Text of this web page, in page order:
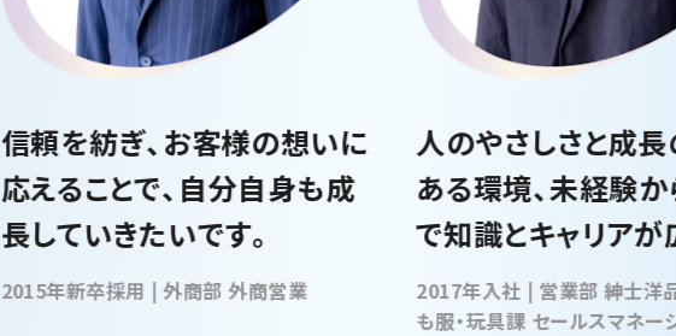
信頼を紡ぎ、お客様の想いに
応えることで、自分自身も成
長していきたいです。
2015年新卒採用 | 外商部 外商営業
人のやさしさと成
ある環境、未経験
で知識とキャリアが
した。
2017年入社 | 営業部 紳士洋品・紳士子ど
も服・玩具課 セールスマネー